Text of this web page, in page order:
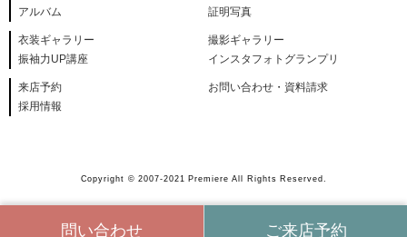
アルバム
証明写真
衣装ギャラリー
撮影ギャラリー
振袖力UP講座
インスタフォトグランプリ
来店予約
お問い合わせ・資料請求
採用情報
Copyright © 2007-2021 Premiere All Rights Reserved.
問い合わせ ご来店予約